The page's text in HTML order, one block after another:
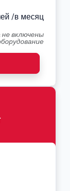
/в месяц
включены